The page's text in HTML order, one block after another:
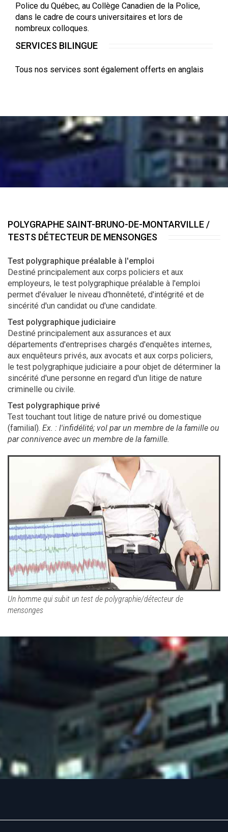
Police du Québec, au Collège Canadien de la Police,
dans le cadre de cours universitaires et lors de
nombreux colloques.
SERVICES BILINGUE
Tous nos services sont également offerts en anglais
POLYGRAPHE SAINT-BRUNO-DE-MONTARVILLE /
TESTS DÉTECTEUR DE MENSONGES
Test polygraphique préalable à l'emploi
Destiné principalement aux corps policiers et aux
employeurs, le test polygraphique préalable à l'emploi
permet d'évaluer le niveau d'honnêteté, d'intégrité et de
sincérité d'un candidat ou d'une candidate.
Test polygraphique judiciaire
Destiné principalement aux assurances et aux
départements d'entreprises chargés d'enquêtes internes,
aux enquêteurs privés, aux avocats et aux corps policiers,
le test polygraphique judiciaire a pour objet de déterminer la
sincérité d'une personne en regard d'un litige de nature
criminelle ou civile.
Test polygraphique privé
Test touchant tout litige de nature privé ou domestique
(familial). Ex. : l'infidélité; vol par un membre de la famille ou
par connivence avec un membre de la famille.
Un homme qui subit un test de polygraphie/détecteur de
mensonges